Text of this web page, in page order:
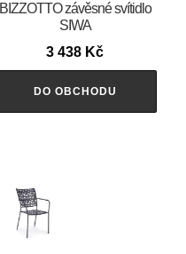
BIZZOTTO závěsné svítidlo
SIWA
3 438 Kč
DO OBCHODU